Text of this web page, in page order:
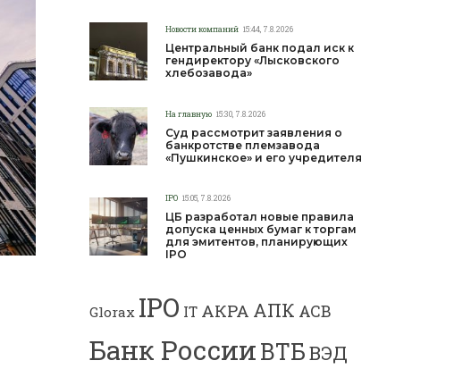
Новости компаний 15:44, 7.8.2026
Центральный банк подал иск к
гендиректору «Лысковского
хлебозавода»
На главную 15:30, 7.8.2026
Суд рассмотрит заявления о
банкротстве племзавода
«Пушкинское» и его учредителя
IPO 15:05, 7.8.2026
ЦБ разработал новые правила
допуска ценных бумаг к торгам
для эмитентов, планирующих
IPO
Glorax IPO IT АКРА АПК АСВ
Банк РоссииВТБВЭД